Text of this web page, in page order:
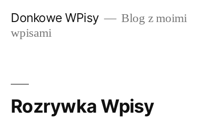
Donkowe WPisy
Blog z moimi
wpisami
Rozrywka Wpisy